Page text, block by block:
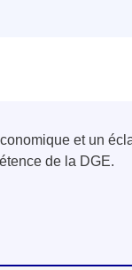
et un
de la DGE.